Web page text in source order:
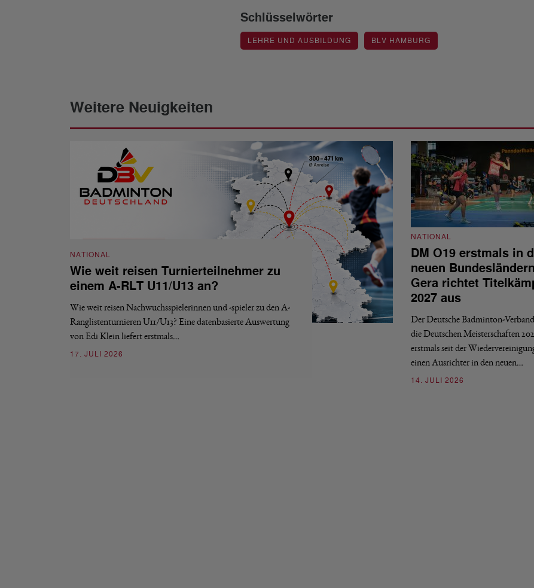
Schlüsselwörter
LEHRE UND AUSBILDUNG BLV HAMBURG
Weitere Neuigkeiten
NATIONAL
Wie weit reisen Turnierteilnehmer zu
einem A-RLT U11/U13 an?
Wie weit reisen Nachwuchsspielerinnen und -spieler zu den A-
Ranglistenturnieren U11/U13? Eine datenbasierte Auswertung
von Edi Klein liefert erstmals…
17. JULI 2026
NATIONAL
DM O19 erstmals in
neuen
Gera richtet
2027 aus
Der Deutsche Badminton-
die Deutschen Meisterschaften
erstmals seit der
einen Ausrichter in den neuen…
14. JULI 2026